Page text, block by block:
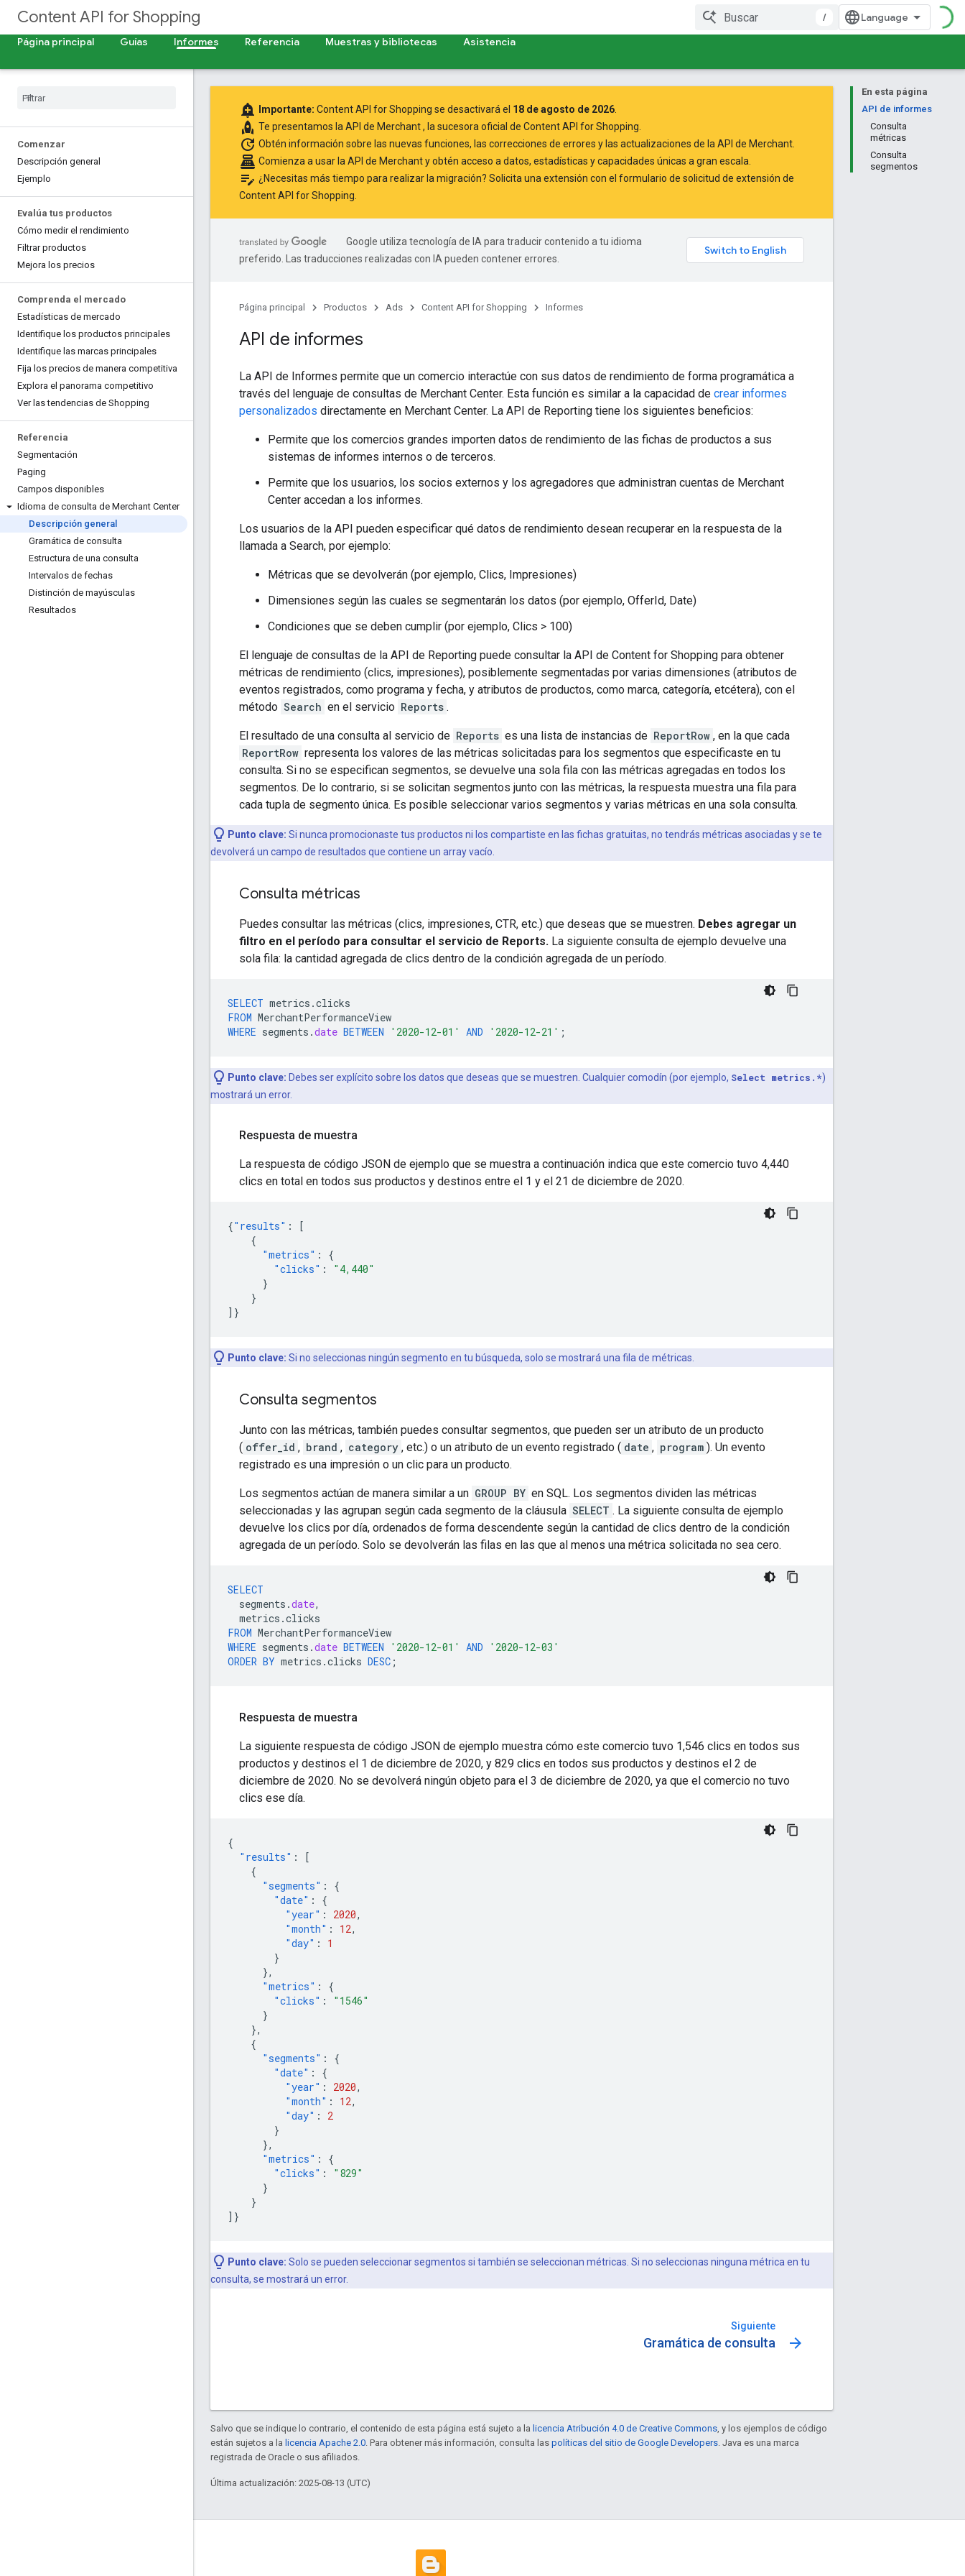
Content API for Shopping
/
Página principal
Guías Informes Referencia Muestras y bibliotecas Asistencia
Comenzar
Descripción general
Ejemplo
Evalúa tus productos
Cómo medir el rendimiento
Filtrar productos
Mejora los precios
Comprenda el mercado
Estadísticas de mercado
Identifique los productos principales
Identifique las marcas principales
Fija los precios de manera competitiva
Explora el panorama competitivo
Ver las tendencias de Shopping
Referencia
Segmentación
Paging
Campos disponibles
Idioma de consulta de Merchant Center
Descripción general
Gramática de consulta
Estructura de una consulta
Intervalos de fechas
Distinción de mayúsculas
Resultados
En esta página
API de informes
Consulta
métricas
Consulta
segmentos
add_alert Importante: Content API for Shopping se desactivará el 18 de agosto de 2026
rocket Te presentamos la API de Merchant, la sucesora oficial de Content API for Shopping.
update Obtén información sobre las nuevas funciones, las correcciones de errores y las actualizaciones de la API de Merchant.
point_of_sale Comienza a usar la API de Merchanty obtén acceso a datos, estadísticas y capacidades únicas a gran escala.
edit_note ¿Necesitas más tiempo para realizar la migración? Solicita una extensión con el formulario de solicitud de extensión de
Content API for Shopping
Google utiliza tecnología de IA para traducir contenido a tu idioma
preferido. Las traducciones realizadas con IA pueden contener errores.
Página principal Productos Ads Content API for Shopping Informes
API de informes
La API de Informes permite que un comercio interactúe con sus datos de rendimiento de forma programática a
través del lenguaje de consultas de Merchant Center. Esta función es similar a la capacidad de crear informes
personalizados directamente en Merchant Center. La API de Reporting tiene los siguientes beneficios:
Permite que los comercios grandes importen datos de rendimiento de las fichas de productos a sus
sistemas de informes internos o de terceros.
Permite que los usuarios, los socios externos y los agregadores que administran cuentas de Merchant
Center accedan a los informes.
Los usuarios de la API pueden especificar qué datos de rendimiento desean recuperar en la respuesta de la
llamada a Search, por ejemplo:
Métricas que se devolverán (por ejemplo, Clics, Impresiones)
Dimensiones según las cuales se segmentarán los datos (por ejemplo, OfferId, Date)
Condiciones que se deben cumplir (por ejemplo, Clics > 100)
El lenguaje de consultas de la API de Reporting puede consultar la API de Content for Shopping para obtener
métricas de rendimiento (clics, impresiones), posiblemente segmentadas por varias dimensiones (atributos de
eventos registrados, como programa y fecha, y atributos de productos, como marca, categoría, etcétera), con el
método Search en el servicio Reports .
El resultado de una consulta al servicio de Reports es una lista de instancias de ReportRow , en la que cada
ReportRow representa los valores de las métricas solicitadas para los segmentos que especificaste en tu
consulta. Si no se especifican segmentos, se devuelve una sola fila con las métricas agregadas en todos los
segmentos. De lo contrario, si se solicitan segmentos junto con las métricas, la respuesta muestra una fila para
cada tupla de segmento única. Es posible seleccionar varios segmentos y varias métricas en una sola consulta.
Punto clave: Si nunca promocionaste tus productos ni los compartiste en las fichas gratuitas, no tendrás métricas asociadas y se te
devolverá un campo de resultados que contiene un array vacío.
Consulta métricas
Puedes consultar las métricas (clics, impresiones, CTR, etc.) que deseas que se muestren. Debes agregar un
filtro en el período para consultar el servicio de Reports. La siguiente consulta de ejemplo devuelve una
sola fila: la cantidad agregada de clics dentro de la condición agregada de un período.
SELECT metrics .clicks
FROM MerchantPerformanceView
WHERE segments .date BETWEEN '2020-12-01' AND '2020-12-21' ;
Punto clave: Debes ser explícito sobre los datos que deseas que se muestren. Cualquier comodín (por ejemplo, Select metrics.*)
mostrará un error.
Respuesta de muestra
La respuesta de código JSON de ejemplo que se muestra a continuación indica que este comercio tuvo 4,440
clics en total en todos sus productos y destinos entre el 1 y el 21 de diciembre de 2020.
{"results" :
[
{
"metrics" :
{
"clicks" :
"4,440"
}
}
]}
Punto clave: Si no seleccionas ningún segmento en tu búsqueda, solo se mostrará una fila de métricas.
Consulta segmentos
Junto con las métricas, también puedes consultar segmentos, que pueden ser un atributo de un producto
( offer_id , brand , category , etc.) o un atributo de un evento registrado ( date , program ). Un evento
registrado es una impresión o un clic para un producto.
Los segmentos actúan de manera similar a un GROUP BY en SQL. Los segmentos dividen las métricas
seleccionadas y las agrupan según cada segmento de la cláusula SELECT . La siguiente consulta de ejemplo
devuelve los clics por día, ordenados de forma descendente según la cantidad de clics dentro de la condición
agregada de un período. Solo se devolverán las filas en las que al menos una métrica solicitada no sea cero.
SELECT
segments .date,
metrics .clicks
FROM MerchantPerformanceView
WHERE segments .date BETWEEN '2020-12-01' AND
'2020-12-03'
ORDER BY metrics .clicks DESC ;
Respuesta de muestra
La siguiente respuesta de código JSON de ejemplo muestra cómo este comercio tuvo 1,546 clics en todos sus
productos y destinos el 1 de diciembre de 2020, y 829 clics en todos sus productos y destinos el 2 de
diciembre de 2020. No se devolverá ningún objeto para el 3 de diciembre de 2020, ya que el comercio no tuvo
clics ese día.
{
"results" :
[
{
"segments" :
{
"date" :
{
"year" : 2020,
"month" : 12,
"day" :
1
}
},
"metrics" :
{
"clicks" :
"1546"
}
},
{
"segments" :
{
"date" :
{
"year" : 2020,
"month" : 12,
"day" :
2
}
},
"metrics" :
{
"clicks" :
"829"
}
}
]}
Punto clave: Solo se pueden seleccionar segmentos si también se seleccionan métricas. Si no seleccionas ninguna métrica en tu
consulta, se mostrará un error.
Siguiente
Gramática de consulta arrow_forward
Salvo que se indique lo contrario, el contenido de esta página está sujeto a la licencia Atribución 4.0 de Creative Commons, y los ejemplos de código
están sujetos a la licencia Apache 2.0. Para obtener más información, consulta las políticas del sitio de Google Developers. Java es una marca
registrada de Oracle o sus afiliados.
Última actualización: 2025-08-13 (UTC)